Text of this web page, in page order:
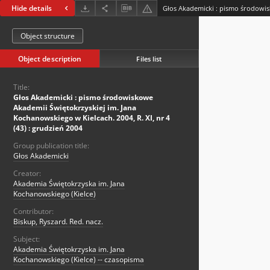
Hide details
Object structure
Object description Files list
Title:
Głos Akademicki : pismo środowiskowe
Akademii Świętokrzyskiej im. Jana
Kochanowskiego w Kielcach. 2004, R. XI, nr 4
(43) : grudzień 2004
Group publication title:
Głos Akademicki
Creator:
Akademia Świętokrzyska im. Jana
Kochanowskiego (Kielce)
Contributor:
Biskup, Ryszard. Red. nacz.
Subject:
Akademia Świętokrzyska im. Jana
Kochanowskiego (Kielce) -- czasopisma